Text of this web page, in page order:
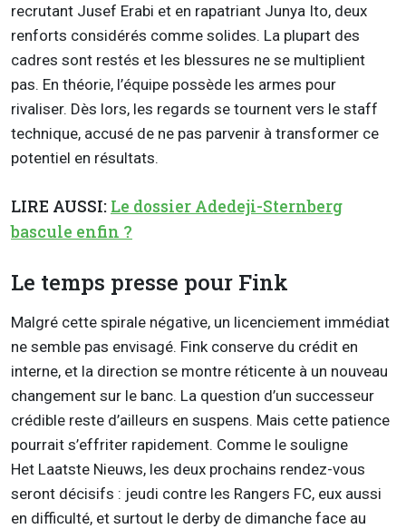
recrutant Jusef Erabi et en rapatriant Junya Ito, deux
renforts considérés comme solides. La plupart des
cadres sont restés et les blessures ne se multiplient
pas. En théorie, l’équipe possède les armes pour
rivaliser. Dès lors, les regards se tournent vers le staff
technique, accusé de ne pas parvenir à transformer ce
potentiel en résultats.
LIRE AUSSI: Le dossier Adedeji-Sternberg
bascule enfin ?
Le temps presse pour Fink
Malgré cette spirale négative, un licenciement immédiat
ne semble pas envisagé. Fink conserve du crédit en
interne, et la direction se montre réticente à un nouveau
changement sur le banc. La question d’un successeur
crédible reste d’ailleurs en suspens. Mais cette patience
pourrait s’effriter rapidement. Comme le souligne
Het Laatste Nieuws, les deux prochains rendez-vous
seront décisifs : jeudi contre les Rangers FC, eux aussi
en difficulté, et surtout le derby de dimanche face au